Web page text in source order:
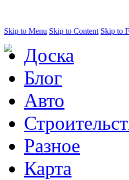
Skip to Menu Skip to Content Skip to
Доска
Блог
Авто
Разное
Карта